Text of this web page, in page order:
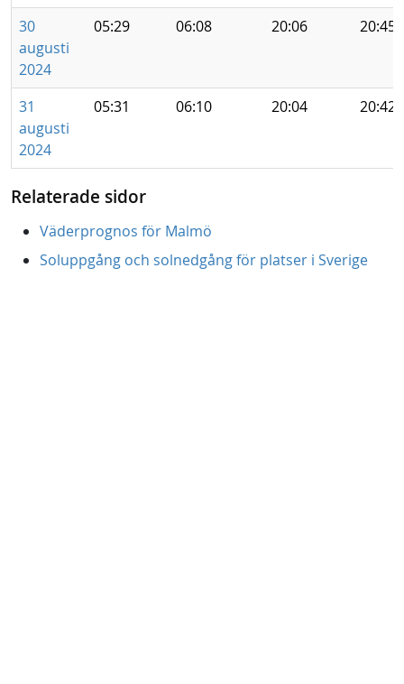
30
augusti
2024
05:29 06:08 20:06 20:45
31
augusti
2024
05:31 06:10 20:04 20:42
Relaterade sidor
Väderprognos för Malmö
Soluppgång och solnedgång för platser i Sverige